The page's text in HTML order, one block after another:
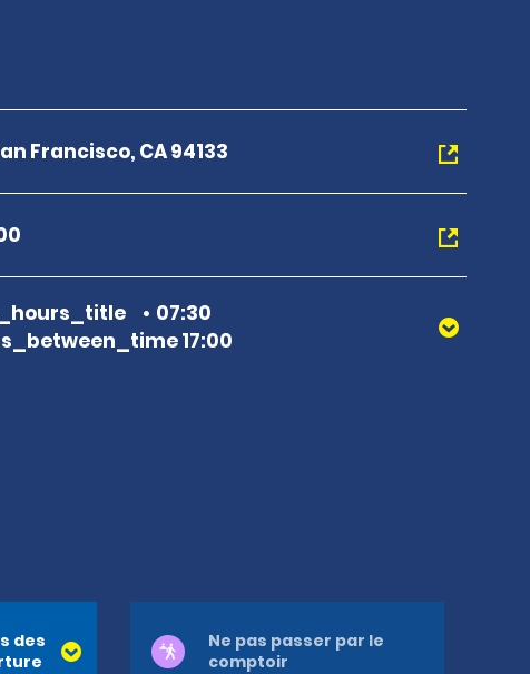
Francisco, CA 94133
07:30
17:00
des
Ne pas passer par le
comptoir